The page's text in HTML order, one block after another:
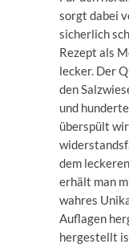
sorgt dabei
sicherlich
Rezept als
lecker. Der
den
und
überspült
dem
erhält man
wahres
Auflagen
hergestellt